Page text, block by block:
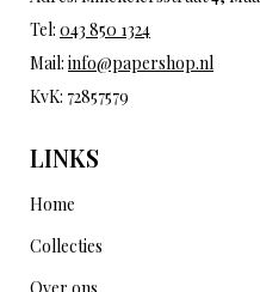
Tel: 043 850 1324
Mail: info@papershop.nl
KvK: 72857579
LINKS
Home
Collecties